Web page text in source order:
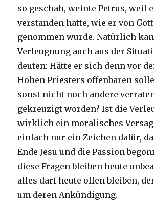
so geschah, weinte Petrus, weil
verstanden hatte, wie er von
genommen wurde. Natürlich
Verleugnung auch aus der
deuten: Hätte er sich denn vor
Hohen Priesters offenbaren
sonst nicht noch andere
gekreuzigt worden? Ist die
wirklich ein moralisches
einfach nur ein Zeichen dafür,
Ende Jesu und die Passion
diese Fragen bleiben heute
alles darf heute offen bleiben,
um deren Ankündigung.